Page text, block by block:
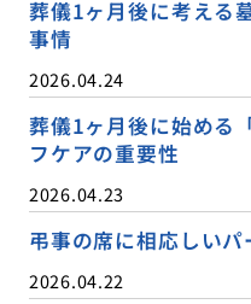
葬儀1ヶ月後に考える
事情
2026.04.24
葬儀1ヶ月後に始める
フケアの重要性
2026.04.23
弔事の席に相応しい
2026.04.22